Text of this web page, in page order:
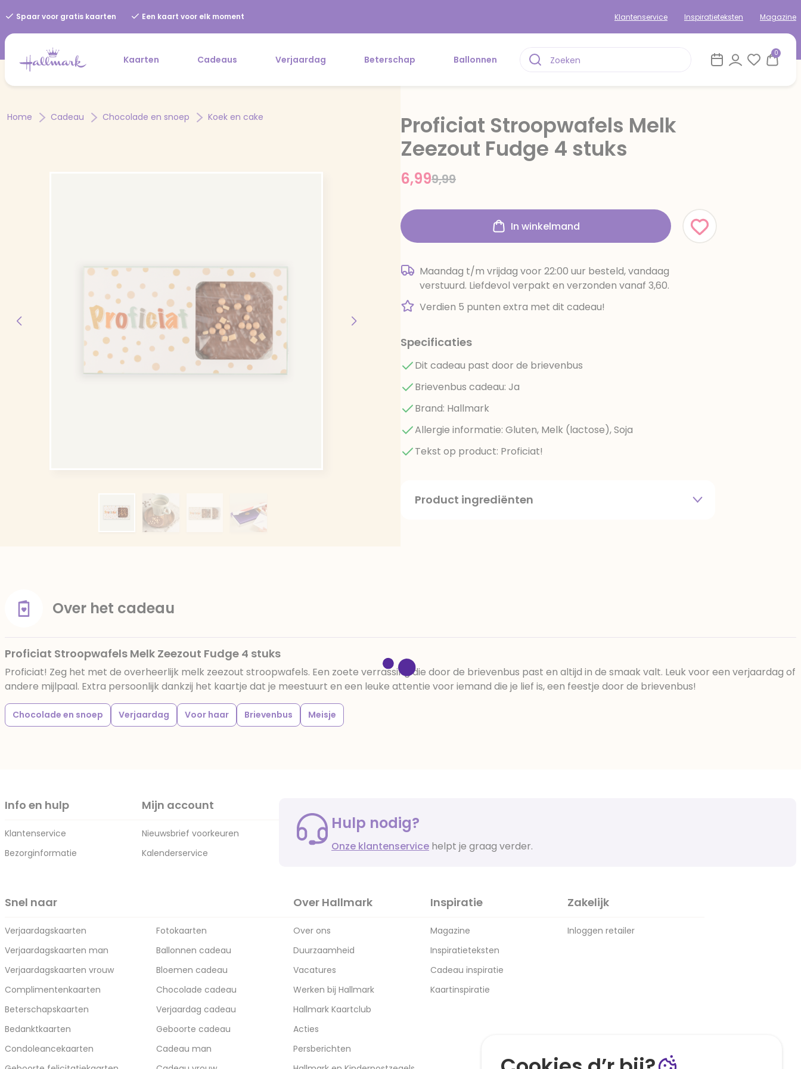
Spaar voor gratis kaarten Een kaart voor elk moment Klantenservice Inspiratieteksten Magazine
Kaarten Cadeaus Verjaardag Beterschap Ballonnen
0
Home Cadeau Chocolade en snoep Koek en cake
Proficiat Stroopwafels Melk
Zeezout Fudge 4 stuks
Price reduced from
9,99to
6,99
In winkelmand
Maandag t/m vrijdag voor 22:00 uur besteld, vandaag
verstuurd. Liefdevol verpakt en verzonden vanaf 3,60.
Verdien 5 punten extra met dit cadeau!
Specificaties
Dit cadeau past door de brievenbus
Brievenbus cadeau: Ja
Brand: Hallmark
Allergie informatie: Gluten, Melk (lactose), Soja
Tekst op product: Proficiat!
Product ingrediënten
(suiker, glucosestroop, plantaardig vet, magere melkpoeder,
bevatten van noten en pinda.
Over het cadeau
Proficiat Stroopwafels Melk Zeezout Fudge 4 stuks
Proficiat! Zeg het met de overheerlijk melk zeezout stroopwafels. Een zoete verrassing die door de brievenbus past en altijd in de smaak valt. Leuk voor een verjaardag of
andere mijlpaal. Extra persoonlijk dankzij het kaartje dat je meestuurt en een leuke attentie voor iemand die je lief is, een feestje door de brievenbus!
Chocolade en snoep Verjaardag Voor haar Brievenbus Meisje
Info en hulp
Klantenservice
Bezorginformatie
Mijn account
Nieuwsbrief voorkeuren
Kalenderservice
Hulp nodig?
Onze klantenservice helpt je graag verder.
Snel naar
Verjaardagskaarten
Verjaardagskaarten man
Verjaardagskaarten vrouw
Complimentenkaarten
Beterschapskaarten
Bedanktkaarten
Condoleancekaarten
Fotokaarten
Ballonnen cadeau
Bloemen cadeau
Chocolade cadeau
Verjaardag cadeau
Geboorte cadeau
Cadeau man
Over Hallmark
Over ons
Duurzaamheid
Vacatures
Werken bij Hallmark
Hallmark Kaartclub
Acties
Persberichten
Inspiratie
Magazine
Inspiratieteksten
Cadeau inspiratie
Kaartinspiratie
Zakelijk
Inloggen retailer